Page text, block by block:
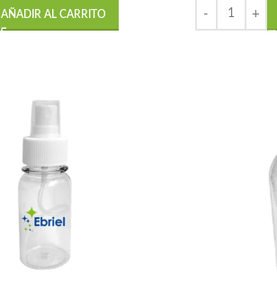
AÑADIR AL CARRITO